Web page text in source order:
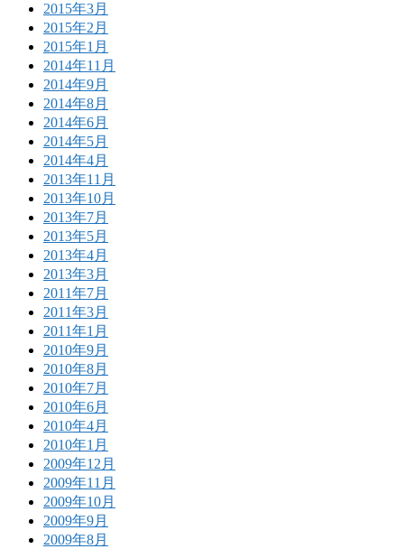
2015年3月
2015年2月
2015年1月
2014年11月
2014年9月
2014年8月
2014年6月
2014年5月
2014年4月
2013年11月
2013年10月
2013年7月
2013年5月
2013年4月
2013年3月
2011年7月
2011年3月
2011年1月
2010年9月
2010年8月
2010年7月
2010年6月
2010年4月
2010年1月
2009年12月
2009年11月
2009年10月
2009年9月
2009年8月